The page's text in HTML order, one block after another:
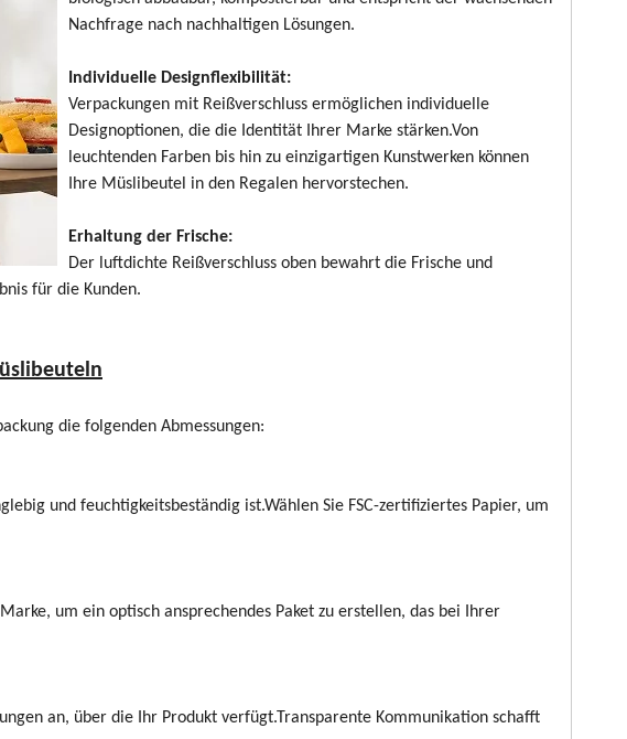
Nachfrage nach nachhaltigen Lösungen.
Individuelle Designflexibilität:
Verpackungen mit Reißverschluss ermöglichen individuelle
Designoptionen, die die Identität Ihrer Marke stärken.Von
leuchtenden Farben bis hin zu einzigartigen Kunstwerken können
Ihre Müslibeutel in den Regalen hervorstechen.
Erhaltung der Frische:
Der luftdichte Reißverschluss oben bewahrt die Frische und
für die Kunden.
die folgenden Abmessungen:
und feuchtigkeitsbeständig ist.Wählen Sie FSC-zertifiziertes Papier, um
um ein optisch ansprechendes Paket zu erstellen, das bei Ihrer
an, über die Ihr Produkt verfügt.Transparente Kommunikation schafft